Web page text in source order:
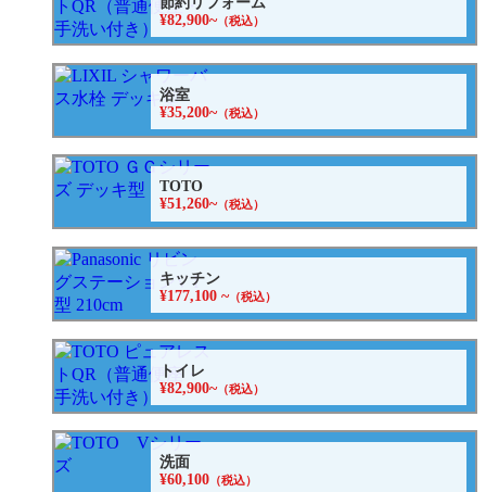
¥82,900~（税込）
浴室
¥35,200~（税込）
TOTO
¥51,260~（税込）
キッチン
¥177,100 ~（税込）
トイレ
¥82,900~（税込）
洗面
¥60,100 （税込）